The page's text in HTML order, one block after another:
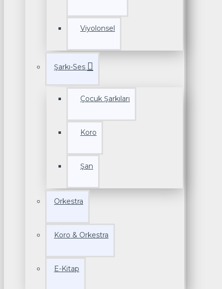
Viyolonsel
Şarkı-Ses
Çocuk Şarkıları
Koro
Şan
Orkestra
Koro & Orkestra
E-Kitap